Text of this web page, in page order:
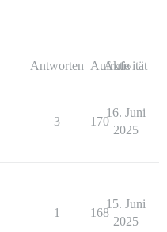
Antworten Aufrufe
Aktivität
3 170
16. Juni
2025
1 168
15. Juni
2025